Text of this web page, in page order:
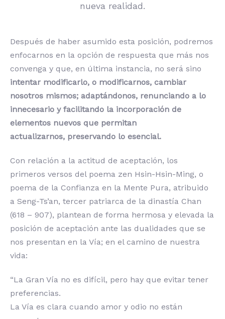
nueva realidad.
Después de haber asumido esta posición, podremos
enfocarnos en la opción de respuesta que más nos
convenga y que, en última instancia, no será sino
intentar modificarlo, o modificarnos, cambiar
nosotros mismos; adaptándonos, renunciando a lo
innecesario y facilitando la incorporación de
elementos nuevos que permitan
actualizarnos, preservando lo esencial.
Con relación a la actitud de aceptación, los
primeros versos del poema zen Hsin-Hsin-Ming, o
poema de la Confianza en la Mente Pura, atribuido
a Seng-Ts’an, tercer patriarca de la dinastía Chan
(618 – 907), plantean de forma hermosa y elevada la
posición de aceptación ante las dualidades que se
nos presentan en la Vía; en el camino de nuestra
vida:
“La Gran Vía no es difícil, pero hay que evitar tener
preferencias.
La Vía es clara cuando amor y odio no están